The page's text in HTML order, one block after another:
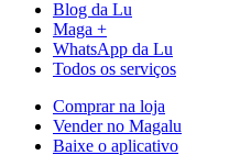
Blog da Lu
Maga +
WhatsApp da Lu
Todos os serviços
Comprar na loja
Vender no Magalu
Baixe o aplicativo